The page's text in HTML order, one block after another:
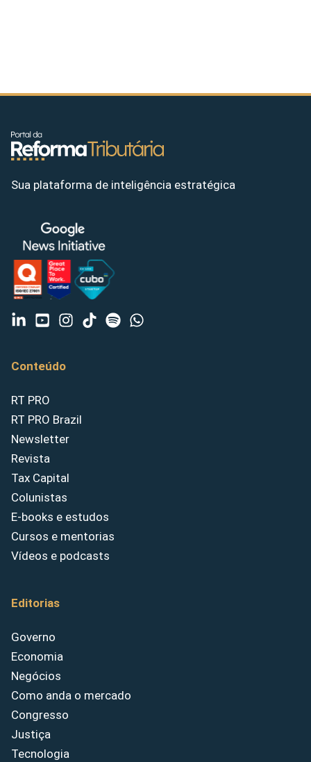
Sua plataforma de inteligência estratégica
Conteúdo
RT PRO
RT PRO Brazil
Newsletter
Revista
Tax Capital
Colunistas
E-books e estudos
Cursos e mentorias
Vídeos e podcasts
Editorias
Governo
Economia
Negócios
Como anda o mercado
Congresso
Justiça
Tecnologia